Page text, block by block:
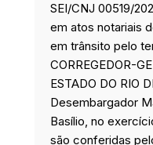
SEI/CNJ 00519/
em atos notariais
em trânsito pelo
CORREGEDOR-
ESTADO DO RIO
Desembargador
Basílio, no
são conferidas